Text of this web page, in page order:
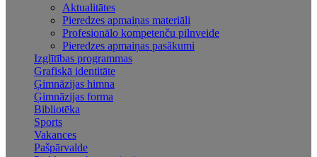
Aktualitātes
Pieredzes apmaiņas materiāli
Profesionālo kompetenču pilnveide
Pieredzes apmaiņas pasākumi
Izglītības programmas
Grafiskā identitāte
Ģimnāzijas himna
Ģimnāzijas forma
Bibliotēka
Sports
Vakances
Pašpārvalde